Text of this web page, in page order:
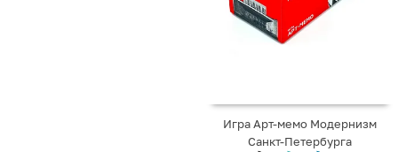
Игра Арт-мемо Модернизм
Санкт-Петербурга